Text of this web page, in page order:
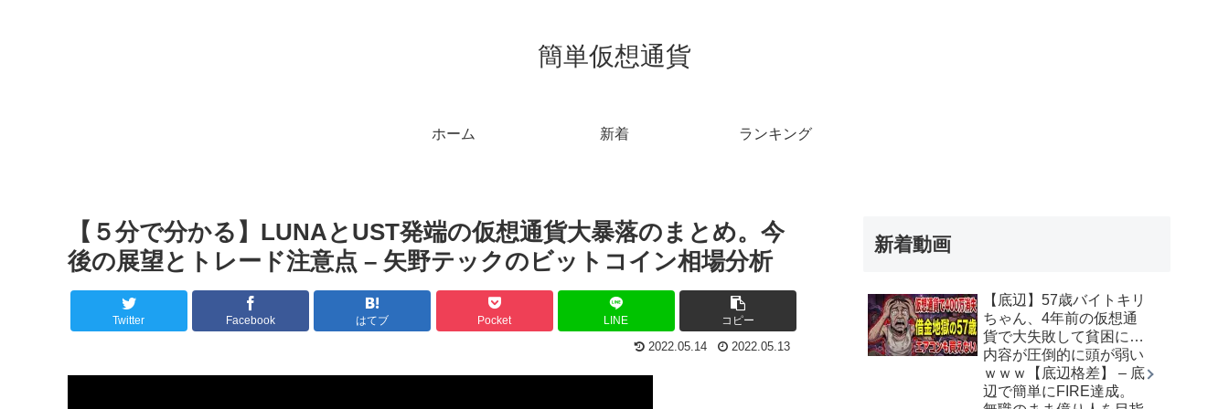
簡単仮想通貨
ホーム 新着 ランキング
【５分で分かる】LUNAとUST発端の仮想通貨大暴落のまとめ。今
後の展望とトレード注意点 – 矢野テックのビットコイン相場分析
Twitter Facebook はてブ Pocket LINE コピー
2022.05.14 2022.05.13
新着動画
【底辺】57歳バイトキリ
ちゃん、4年前の仮想通
貨で大失敗して貧困に…
内容が圧倒的に頭が弱い
ｗｗｗ【底辺格差】 – 底
辺で簡単にFIRE達成。